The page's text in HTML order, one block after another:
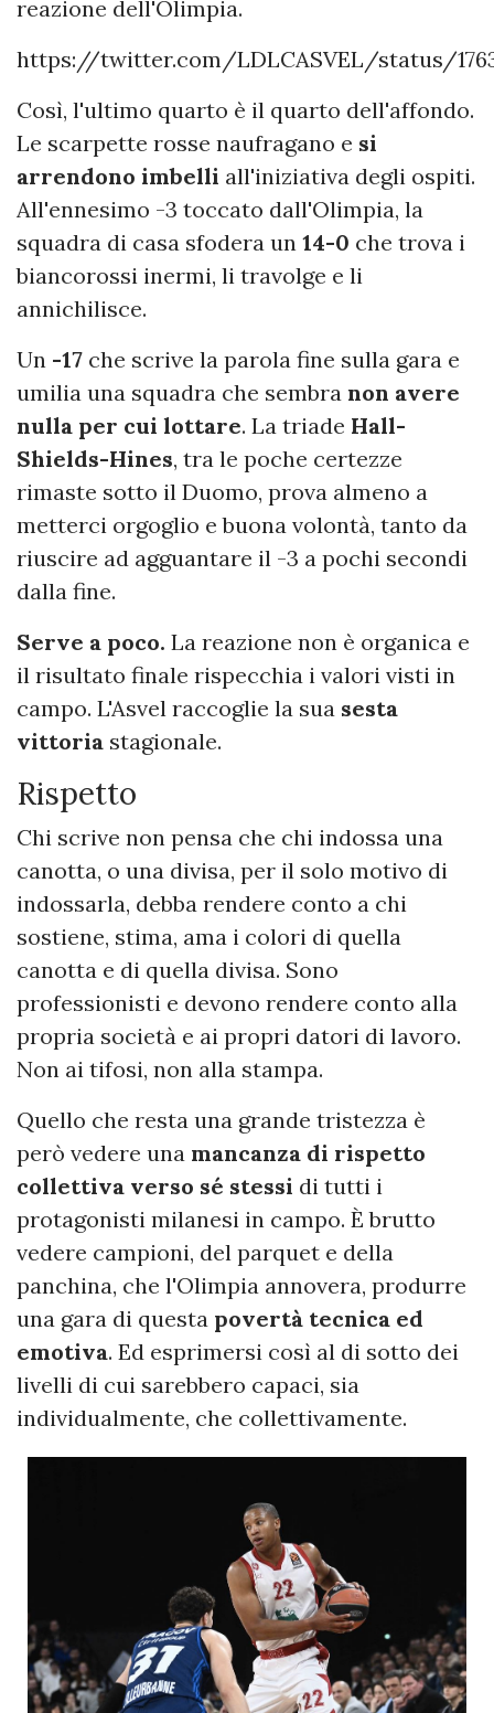
reazione dell'Olimpia.
https://twitter.com/LDLCASVEL/status/
Così, l'ultimo quarto è il quarto dell'affondo.
Le scarpette rosse naufragano e si
arrendono imbelli all'iniziativa degli ospiti.
All'ennesimo -3 toccato dall'Olimpia, la
squadra di casa sfodera un 14-0 che trova i
biancorossi inermi, li travolge e li
annichilisce.
Un -17 che scrive la parola fine sulla gara e
umilia una squadra che sembra non avere
nulla per cui lottare. La triade Hall-
Shields-Hines, tra le poche certezze
rimaste sotto il Duomo, prova almeno a
metterci orgoglio e buona volontà, tanto da
riuscire ad agguantare il -3 a pochi secondi
dalla fine.
Serve a poco. La reazione non è organica e
il risultato finale rispecchia i valori visti in
campo. L'Asvel raccoglie la sua sesta
vittoria stagionale.
Rispetto
Chi scrive non pensa che chi indossa una
canotta, o una divisa, per il solo motivo di
indossarla, debba rendere conto a chi
sostiene, stima, ama i colori di quella
canotta e di quella divisa. Sono
professionisti e devono rendere conto alla
propria società e ai propri datori di lavoro.
Non ai tifosi, non alla stampa.
Quello che resta una grande tristezza è
però vedere una mancanza di rispetto
collettiva verso sé stessi di tutti i
protagonisti milanesi in campo. È brutto
vedere campioni, del parquet e della
panchina, che l'Olimpia annovera, produrre
una gara di questa povertà tecnica ed
emotiva. Ed esprimersi così al di sotto dei
livelli di cui sarebbero capaci, sia
individualmente, che collettivamente.